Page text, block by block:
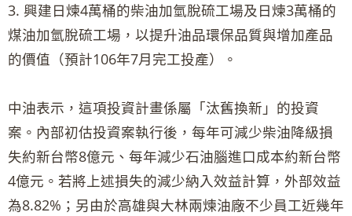
3. 興建日煉4萬桶的柴油加氫脫硫工場及日煉3萬桶的
煤油加氫脫硫工場，以提升油品環保品質與增加產品
的價值（預計106年7月完工投產）。
中油表示，這項投資計畫係屬「汰舊換新」的投資
案。內部初估投資案執行後，每年可減少柴油降級損
失約新台幣8億元、每年減少石油腦進口成本約新台幣
4億元。若將上述損失的減少納入效益計算，外部效益
為8.82%；另由於高雄與大林兩煉油廠不少員工近幾年